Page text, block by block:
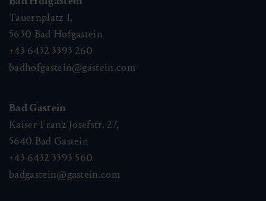
Tauernplatz 1,
5630 Bad Hofgastein
+43 6432 3393 260
badhofgastein@gastein.com
Bad Gastein
Kaiser Franz Josefstr. 27,
5640 Bad Gastein
+43 6432 3393 560
badgastein@gastein.com